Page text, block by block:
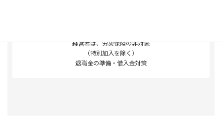
経営者は、労災保険の非対象
（特別加入を除く）
退職金の準備・借入金対策